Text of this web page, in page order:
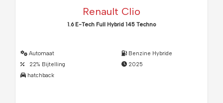
Renault Clio
1.6 E-Tech Full Hybrid 145 Techno
Automaat
22% Bijtelling
hatchback
Benzine Hybride
2025